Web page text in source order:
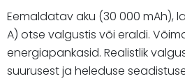
Eemaldatav aku (30 000 mAh),
A) otse valgustis või eraldi.
energiapankasid. Realistlik
suurusest ja heleduse